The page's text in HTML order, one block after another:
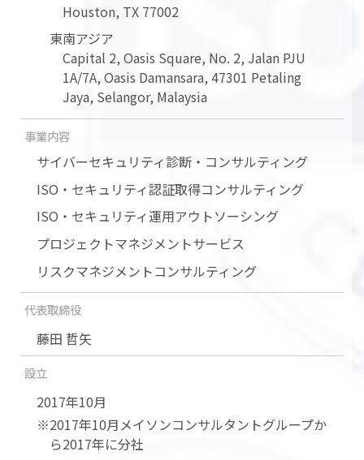
Houston, TX 77002
東南アジア
Capital 2, Oasis Square, No. 2, Jalan PJU
1A/7A, Oasis Damansara, 47301 Petaling
Jaya, Selangor, Malaysia
事業内容
サイバーセキュリティ診断・コンサルティング
ISO・セキュリティ認証取得コンサルティング
ISO・セキュリティ運用アウトソーシング
プロジェクトマネジメントサービス
リスクマネジメントコンサルティング
代表取締役
藤田 哲矢
設立
2017年10月
※2017年10月メイソンコンサルタントグループか
ら2017年に分社